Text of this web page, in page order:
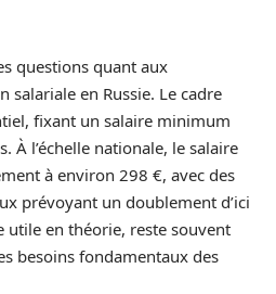
questions quant aux
salariale en Russie. Le cadre
fixant un salaire minimum
À l’échelle nationale, le salaire
à environ 298 €, avec des
prévoyant un doublement d’ici
utile en théorie, reste souvent
besoins fondamentaux des